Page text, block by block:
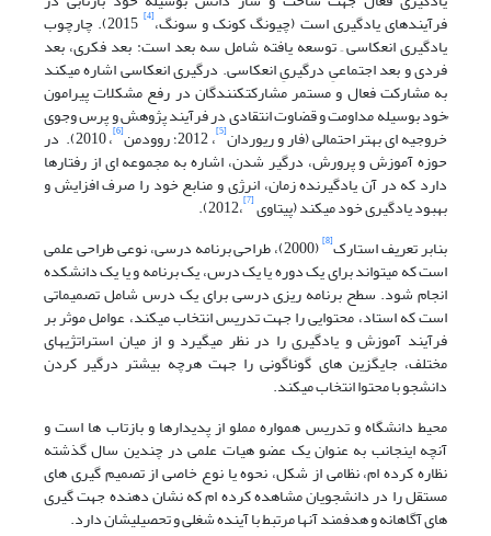
فرآیندهای یادگیری است (چیونگ کونک و سونگ،[4] 2015). چارچوب
یادگیری انعکاسی ِ توسعه یافته شامل سه بعد است: بعد فکری، بعد
فردی و بعد اجتماعیِ درگیریِ انعکاسی. درگیری انعکاسی اشاره میکند
به مشارکت فعال و مستمر مشارکت­کنندگان در رفع مشکلات پیرامون
ُخود بوسیله مداومت و قضاوت انتقادی در فرآیند پژوهش و پرس وجوی
خروجیه ای بهتر احتمالی (فار و ریوردان[5] ، 2012؛ روودمن [6] ، 2010). در
حوزه آموزش و پرورش، درگیر شدن، اشاره به مجموعه ای از رفتارها
دارد که در آن یادگیرنده زمان، انرژی و منابع خود را صرف افزایش و
بهبود یادگیری خود میکند (پیتاوی [7] ،2012).
بنابر تعریف استارک[8] (2000)، طراحی برنامه درسی، نوعی طراحی علمی
است که میتواند برای یک دوره یا یک درس، یک برنامه و یا یک دانشکده
انجام شود. سطح برنامه ریزی درسی برای یک درس شامل تصمیماتی
است که استاد، محتوایی را جهت تدریس انتخاب میکند، عوامل موثر بر
فرآیند آموزش و یادگیری را در نظر میگیرد و از میان استراتژیهای
مختلف، جایگزین های گوناگونی را جهت هرچه بیشتر درگیر کردن
دانشجو با محتوا انتخاب میکند.
محیط دانشگاه و تدریس همواره مملو از پدیدارها و بازتاب ها است و
آنچه اینجانب به عنوان یک عضو هیات علمی در چندین سال گذشته
نظاره کرده ام، نظامی از شکل، نحوه یا نوع خاصی از تصمیم گیری های
مستقل را در دانشجویان مشاهده کرده ام که نشان دهنده جهت گیری
های آگاهانه و هدفمند آنها مرتبط با آینده شغلی و تحصیلیشان دارد.